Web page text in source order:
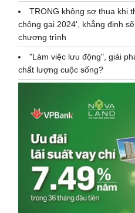
TRONG không sợ thua khi
chông gai 2024', khẳng định
chương trình
"Làm việc lưu động", giải
chất lượng cuộc sống?